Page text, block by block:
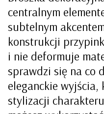
centralnym
subtelnym
konstrukcji
i nie deformuje
sprawdzi się na co
eleganckie wyjścia,
stylizacji